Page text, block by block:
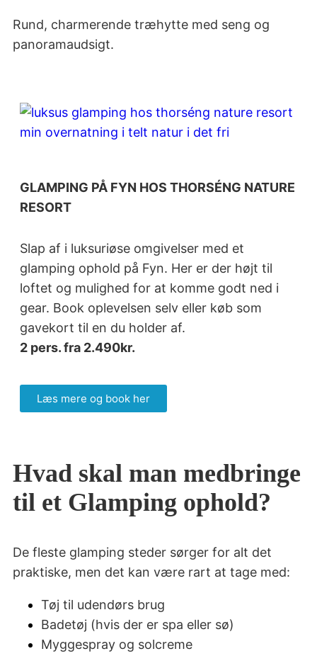
Rund, charmerende træhytte med seng og
panoramaudsigt.
GLAMPING PÅ FYN HOS THORSÉNG NATURE
RESORT
Slap af i luksuriøse omgivelser med et
glamping ophold på Fyn. Her er der højt til
loftet og mulighed for at komme godt ned i
gear. Book oplevelsen selv eller køb som
gavekort til en du holder af.
2 pers. fra 2.490kr.
Læs mere og book her
Hvad skal man medbringe
til et Glamping ophold?
De fleste glamping steder sørger for alt det
praktiske, men det kan være rart at tage med:
Tøj til udendørs brug
Badetøj (hvis der er spa eller sø)
Myggespray og solcreme